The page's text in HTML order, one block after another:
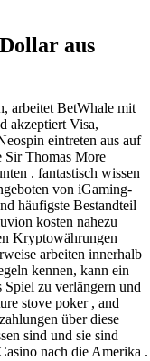
aus
arbeitet BetWhale mit
akzeptiert Visa,
eintreten aus auf
Sir Thomas More
. fantastisch wissen
von iGaming-
häufigste Bestandteil
kosten nahezu
Kryptowährungen
arbeiten innerhalb
kennen, kann ein
Spiel zu verlängern und
stove poker , and
über diese
sind und sie sind
nach die Amerika .